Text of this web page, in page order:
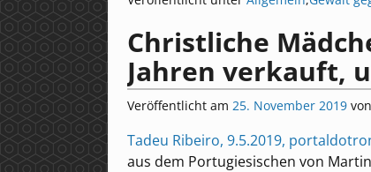
Christliche
Jahren verkauft,
Veröffentlicht am 25. November 2019 von
Tadeu Ribeiro, 9.5.2019,
aus dem Portugiesischen von